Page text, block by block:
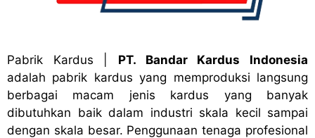
Pabrik Kardus
PT. Bandar Kardus Indonesia
adalah pabrik kardus yang memproduksi langsung
berbagai macam jenis kardus yang banyak
dibutuhkan baik dalam industri skala kecil sampai
dengan skala besar. Penggunaan tenaga profesional